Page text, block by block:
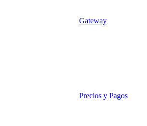
Gateway
Precios y Pagos